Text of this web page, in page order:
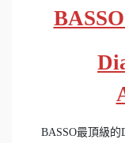
BASSO最頂級的